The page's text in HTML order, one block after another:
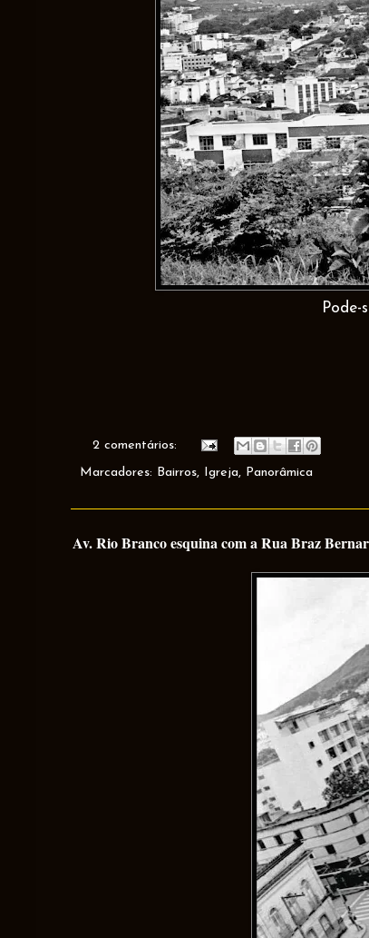
2 comentários:
Marcadores: Bairros, Igreja, Panorâmica
Av. Rio Branco esquina com a Rua Braz